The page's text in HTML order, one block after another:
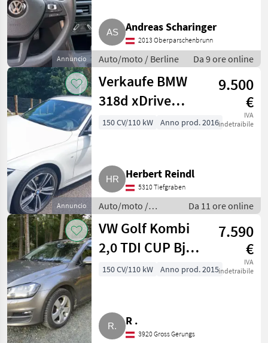
Annuncio
Andreas Scharinger
2013 Oberparschenbrunn
Auto/moto / Berline Da 9 ore online
Annuncio
Verkaufe BMW
318d xDrive
Touring
9.500
€
IVA
indetraibile
150 CV/110 kW Anno prod. 2016
Herbert Reindl
5310 Tiefgraben
Auto/moto /
Berline
Da 11 ore online
VW Golf Kombi
2,0 TDI CUP Bj.
4/2015 Navi SHZ
7.590
€
IVA
indetraibile
150 CV/110 kW Anno prod. 2015
R .
3920 Gross Gerungs